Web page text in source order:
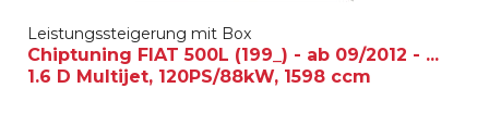
Leistungssteigerung mit Box
Chiptuning FIAT 500L (199_) - ab 09/2012 - ...
1.6 D Multijet, 120PS/88kW, 1598 ccm